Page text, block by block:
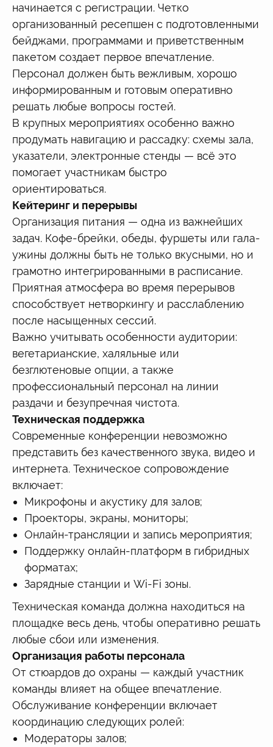
начинается с регистрации. Четко
организованный ресепшен с подготовленными
бейджами, программами и приветственным
пакетом создает первое впечатление.
Персонал должен быть вежливым, хорошо
информированным и готовым оперативно
решать любые вопросы гостей.
В крупных мероприятиях особенно важно
продумать навигацию и рассадку: схемы зала,
указатели, электронные стенды — всё это
помогает участникам быстро
ориентироваться.
Кейтеринг и перерывы
Организация питания — одна из важнейших
задач. Кофе-брейки, обеды, фуршеты или гала-
ужины должны быть не только вкусными, но и
грамотно интегрированными в расписание.
Приятная атмосфера во время перерывов
способствует нетворкингу и расслаблению
после насыщенных сессий.
Важно учитывать особенности аудитории:
вегетарианские, халяльные или
безглютеновые опции, а также
профессиональный персонал на линии
раздачи и безупречная чистота.
Техническая поддержка
Современные конференции невозможно
представить без качественного звука, видео и
интернета. Техническое сопровождение
включает:
Микрофоны и акустику для залов;
Проекторы, экраны, мониторы;
Онлайн-трансляции и запись мероприятия;
Поддержку онлайн-платформ в гибридных
форматах;
Зарядные станции и Wi-Fi зоны.
Техническая команда должна находиться на
площадке весь день, чтобы оперативно решать
любые сбои или изменения.
Организация работы персонала
От стюардов до охраны — каждый участник
команды влияет на общее впечатление.
Обслуживание конференции включает
координацию следующих ролей:
Модераторы залов;